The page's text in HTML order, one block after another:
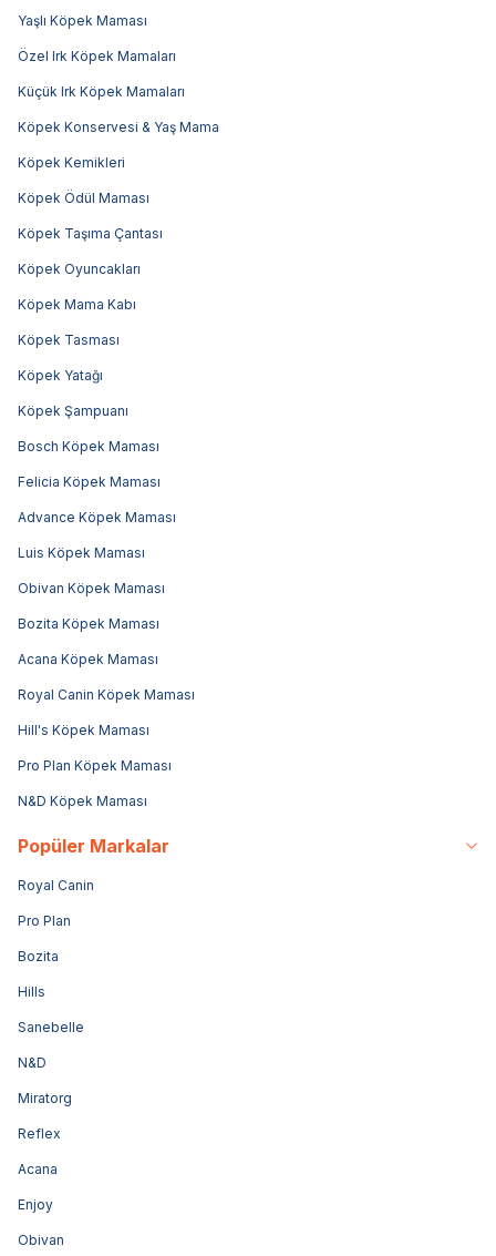
Yaşlı Köpek Maması
Özel Irk Köpek Mamaları
Küçük Irk Köpek Mamaları
Köpek Konservesi & Yaş Mama
Köpek Kemikleri
Köpek Ödül Maması
Köpek Taşıma Çantası
Köpek Oyuncakları
Köpek Mama Kabı
Köpek Tasması
Köpek Yatağı
Köpek Şampuanı
Bosch Köpek Maması
Felicia Köpek Maması
Advance Köpek Maması
Luis Köpek Maması
Obivan Köpek Maması
Bozita Köpek Maması
Acana Köpek Maması
Royal Canin Köpek Maması
Hill's Köpek Maması
Pro Plan Köpek Maması
N&D Köpek Maması
Popüler Markalar
Royal Canin
Pro Plan
Bozita
Hills
Sanebelle
N&D
Miratorg
Reflex
Acana
Enjoy
Obivan